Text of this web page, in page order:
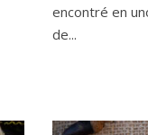
encontré en
de...